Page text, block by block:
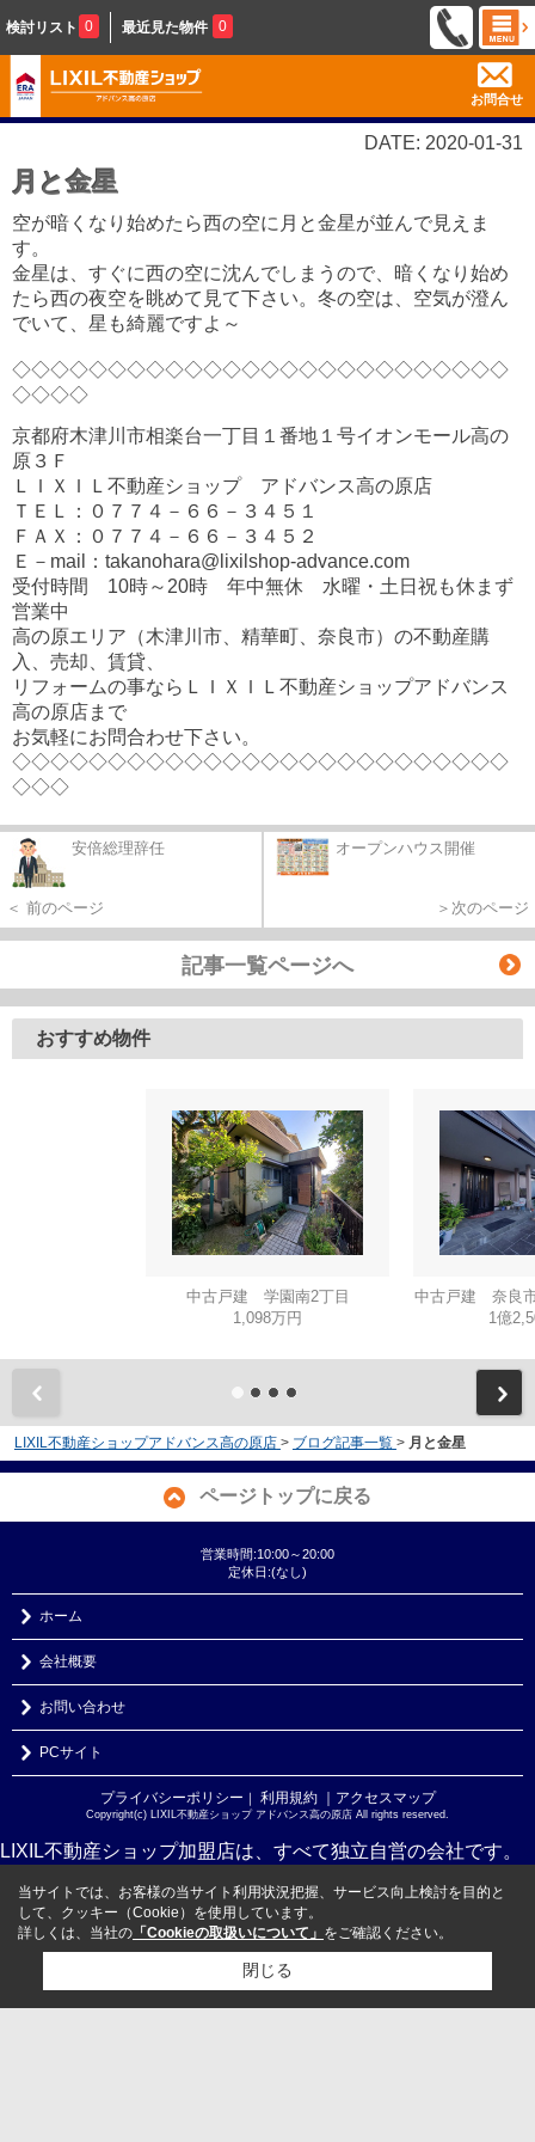
検討リスト 0 最近見た物件 0
お問合せ
DATE: 2020-01-31
月と金星
空が暗くなり始めたら西の空に月と金星が並んで見えま
す。
金星は、すぐに西の空に沈んでしまうので、暗くなり始め
たら西の夜空を眺めて見て下さい。冬の空は、空気が澄ん
でいて、星も綺麗ですよ～
◇◇◇◇◇◇◇◇◇◇◇◇◇◇◇◇◇◇◇◇◇◇◇◇◇◇
◇◇◇◇
京都府木津川市相楽台一丁目１番地１号イオンモール高の
原３Ｆ
ＬＩＸＩＬ不動産ショップ アドバンス高の原店
ＴＥＬ：０７７４－６６－３４５１
ＦＡＸ：０７７４－６６－３４５２
Ｅ－mail：takanohara@lixilshop-advance.com
受付時間 10時～20時 年中無休 水曜・土日祝も休まず
営業中
高の原エリア（木津川市、精華町、奈良市）の不動産購
入、売却、賃貸、
リフォームの事ならＬＩＸＩＬ不動産ショップアドバンス
高の原店まで
お気軽にお問合わせ下さい。
◇◇◇◇◇◇◇◇◇◇◇◇◇◇◇◇◇◇◇◇◇◇◇◇◇◇
◇◇◇
安倍総理辞任
＜ 前のページ
オープンハウス開催
＞次のページ
記事一覧ページへ
おすすめ物件
中古戸建 学園南2丁目
1,098万円
中古戸建 奈良
1億
LIXIL不動産ショップアドバンス高の原店 > ブログ記事一覧 > 月と金星
ページトップに戻る
営業時間:10:00～20:00
定休日:(なし)
ホーム
会社概要
お問い合わせ
PCサイト
プライバシーポリシー ｜ 利用規約 ｜アクセスマップ
Copyright(c) LIXIL不動産ショップ アドバンス高の原店 All rights reserved.
LIXIL不動産ショップ加盟店は、すべて独立自営の会社です。
当サイトでは、お客様の当サイト利用状況把握、サービス向上検討を目的と
して、クッキー（Cookie）を使用しています。
詳しくは、当社の 「Cookieの取扱いについて」 をご確認ください。
閉じる